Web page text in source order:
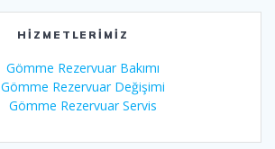
HIZMETLERIMIZ
Gömme Rezervuar Bakımı
Gömme Rezervuar Değişimi
Gömme Rezervuar Servis